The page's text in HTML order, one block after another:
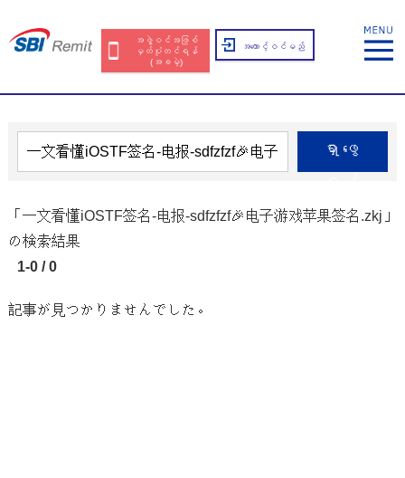
အဖွဲ့ဝင်အဖြစ်
မှတ်ပုံတင်ရန်
(အခမဲ့)
အကောင့်ဝင်မည်
ရှာဖွေ
「一文看懂iOSTF签名-电报-sdfzfzf🎉电子游戏苹果签名.zkj」
の検索結果
1-0 / 0
記事が見つかりませんでした。